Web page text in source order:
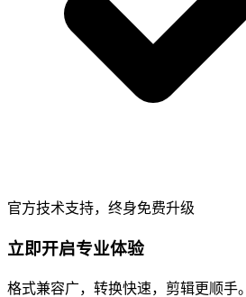
官方技术支持，终身免费升级
立即开启专业体验
格式兼容广，转换快速，剪辑更顺手。